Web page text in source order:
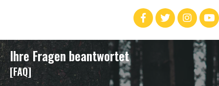
Ihre Fragen beantwortet
[FAQ]